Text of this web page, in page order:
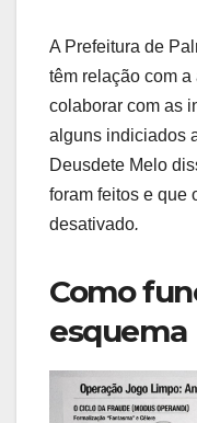
A Prefeitura de
têm relação com
colaborar com as
alguns indiciados
Deusdete Melo
foram feitos e que
desativado.
Como
esquema